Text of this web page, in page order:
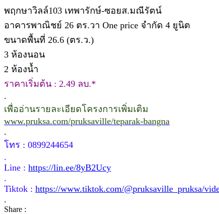
พฤกษาวิลล์103 เทพารักษ์-ซอยส.มณีรัตน์
อาคารพาณิชย์ 26 ตร.วา One price จำกัด 4 ยูนิต
ขนาดพื้นที่ 26.6 (ตร.ว.)
3 ห้องนอน
2 ห้องน้ำ
ราคาเริ่มต้น : 2.49 ลบ.*
.
เพื่ออ่านรายละเอียดโครงการเพิ่มเติม
www.pruksa.com/pruksaville/teparak-bangna
.
โทร : 0899244654
.
Line : https://lin.ee/8yB2Ucy
.
Tiktok : https://www.tiktok.com/@pruksaville_pruksa/
.
Share :